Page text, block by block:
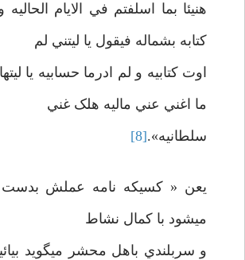
هنيئا بما اسلفتم في الايام
کتابه بشماله فيقول يا ليتني لم
اوت کتابيه و لم ادرما حسابيه يا
ما اغني عني ماليه هلک غني
سلطانيه».[8]
يعن « کسيکه نامه عملش بدست
ميشود با کمال نشاط
و سربلندي باهل محشر ميگويد